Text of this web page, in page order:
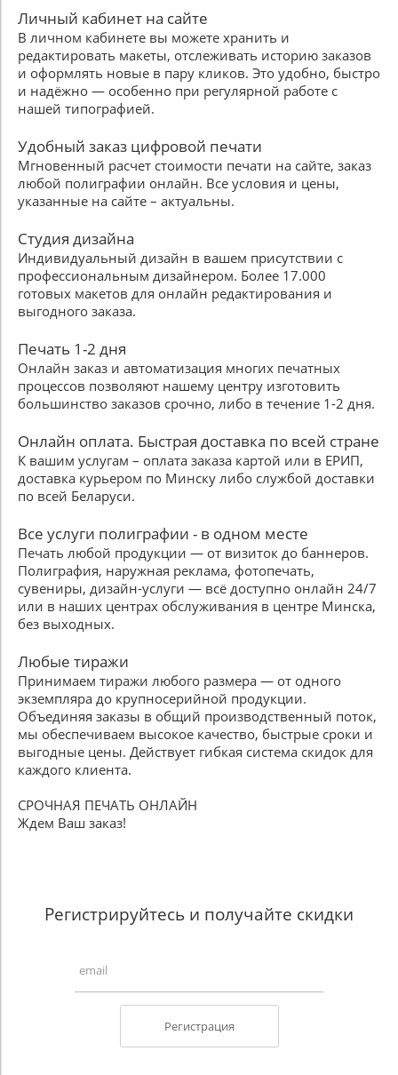
Личный кабинет на сайте
В личном кабинете вы можете хранить и
редактировать макеты, отслеживать историю заказов
и оформлять новые в пару кликов. Это удобно, быстро
и надёжно — особенно при регулярной работе с
нашей типографией.
Удобный заказ цифровой печати
Мгновенный расчет стоимости печати на сайте, заказ
любой полиграфии онлайн. Все условия и цены,
указанные на сайте – актуальны.
Студия дизайна
Индивидуальный дизайн в вашем присутствии с
профессиональным дизайнером. Более 17.000
готовых макетов для онлайн редактирования и
выгодного заказа.
Печать 1-2 дня
Онлайн заказ и автоматизация многих печатных
процессов позволяют нашему центру изготовить
большинство заказов срочно, либо в течение 1-2 дня.
Онлайн оплата. Быстрая доставка по всей стране
К вашим услугам – оплата заказа картой или в ЕРИП,
доставка курьером по Минску либо службой доставки
по всей Беларуси.
Все услуги полиграфии - в одном месте
Печать любой продукции — от визиток до баннеров.
Полиграфия, наружная реклама, фотопечать,
сувениры, дизайн-услуги — всё доступно онлайн 24/7
или в наших центрах обслуживания в центре Минска,
без выходных.
Любые тиражи
Принимаем тиражи любого размера — от одного
экземпляра до крупносерийной продукции.
Объединяя заказы в общий производственный поток,
мы обеспечиваем высокое качество, быстрые сроки и
выгодные цены. Действует гибкая система скидок для
каждого клиента.
СРОЧНАЯ ПЕЧАТЬ ОНЛАЙН
Ждем Ваш заказ!
Регистрируйтесь и получайте скидки
Регистрация